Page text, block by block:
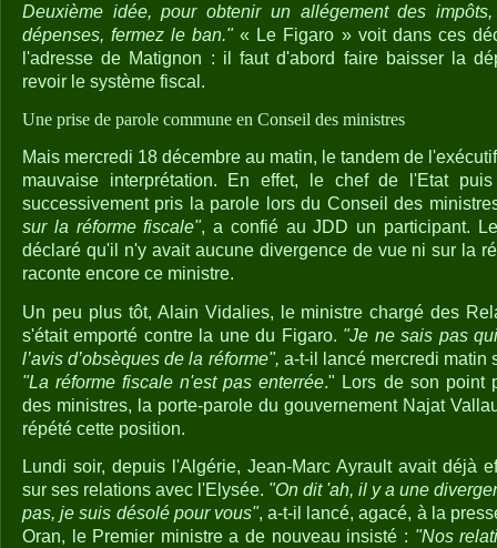
Deuxième idée, pour obtenir un allégement des
dépenses, fermez le ban."« Le Figaro » voit dans ces
l'adresse de Matignon : il faut d'abord faire baisser la
revoir le système fiscal.
Une prise de parole commune en Conseil des ministres
Mais mercredi 18 décembre au matin, le tandem de
mauvaise interprétation. En effet, le chef de l'Etat
successivement pris la parole lors du Conseil des
sur la réforme fiscale", a confié au JDD un participant.
déclaré qu'il n'y avait aucune divergence de vue ni sur la
raconte encore ce ministre.
Un peu plus tôt, Alain Vidalies, le ministre chargé des
s'était emporté contre la une du Figaro. "Je ne sais pas
l’avis d’obsèques de la réforme", a-t-il lancé mercredi matin
"La réforme fiscale n'est pas enterrée." Lors de son point
des ministres, la porte-parole du gouvernement Najat
répété cette position.
Lundi soir, depuis l'Algérie, Jean-Marc Ayrault avait déjà
sur ses relations avec l'Elysée. "On dit 'ah, il y a une
pas, je suis désolé pour vous", a-t-il lancé, agacé, à la
Oran, le Premier ministre a de nouveau insisté : "Nos